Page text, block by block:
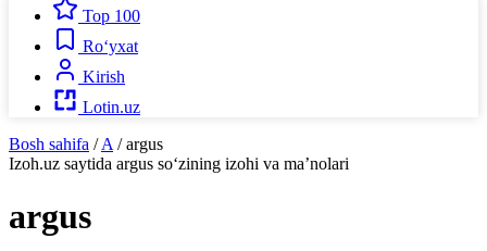
Top 100
Ro‘yxat
Kirish
Lotin.uz
Bosh sahifa / A / argus
Izoh.uz saytida argus so‘zining izohi va ma’nolari
argus